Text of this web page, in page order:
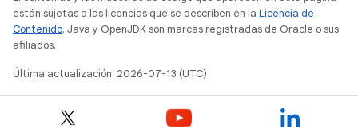
están sujetas a las licencias que se describen en la Licencia de
Contenido. Java y OpenJDK son marcas registradas de Oracle o sus
afiliados.
Última actualización: 2026-07-13 (UTC)